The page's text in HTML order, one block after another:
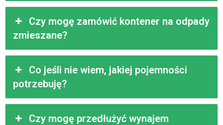
Czy mogę zamówić kontener na odpady
zmieszane?
Co jeśli nie wiem, jakiej pojemności
potrzebuję?
Czy mogę przedłużyć wynajem